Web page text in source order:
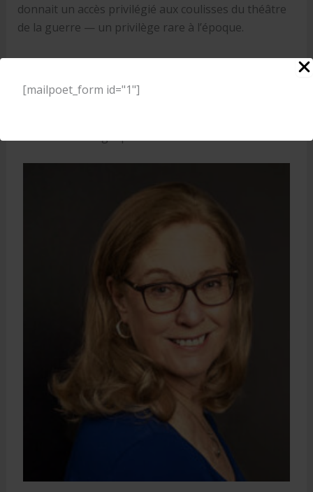
[mailpoet_form id="1"]
donnait un accès privilégié aux coulisses du théâtre
de la guerre — un privilège rare à l’époque.
Parfaitement documenté, remarquablement écrit et
magistralement présenté, l’ouvrage de Hanna
Diamond ajoute un nouveau fil à la tapisserie aux